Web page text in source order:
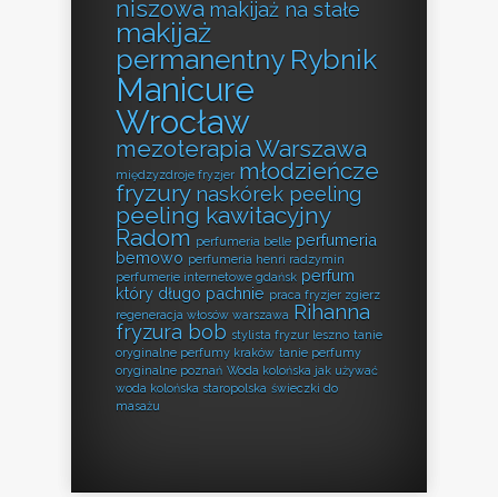
niszowa makijaż na stałe
makijaż
permanentny Rybnik
Manicure
Wrocław
mezoterapia Warszawa
międzyzdroje fryzjer młodzieńcze
fryzury naskórek peeling
peeling kawitacyjny
Radom perfumeria belle perfumeria
bemowo perfumeria henri radzymin
perfumerie internetowe gdańsk perfum
który długo pachnie praca fryzjer zgierz
regeneracja włosów warszawa Rihanna
fryzura bob stylista fryzur leszno tanie
oryginalne perfumy kraków tanie perfumy
oryginalne poznań Woda kolońska jak używać
woda kolońska staropolska świeczki do
masażu